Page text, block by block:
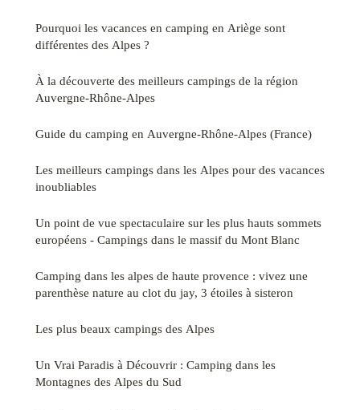
Pourquoi les vacances en camping en Ariège sont
différentes des Alpes ?
À la découverte des meilleurs campings de la région
Auvergne-Rhône-Alpes
Guide du camping en Auvergne-Rhône-Alpes (France)
Les meilleurs campings dans les Alpes pour des vacances
inoubliables
Un point de vue spectaculaire sur les plus hauts sommets
européens - Campings dans le massif du Mont Blanc
Camping dans les alpes de haute provence : vivez une
parenthèse nature au clot du jay, 3 étoiles à sisteron
Les plus beaux campings des Alpes
Un Vrai Paradis à Découvrir : Camping dans les
Montagnes des Alpes du Sud